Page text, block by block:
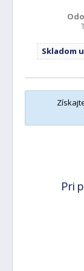
Skladom
Pri